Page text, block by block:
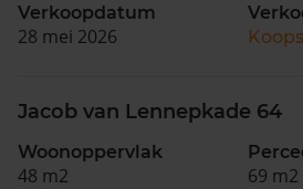
Verkoopdatum
28 mei 2026
Jacob van Lennepkade 64
Woonoppervlak
48 m2 69 m2